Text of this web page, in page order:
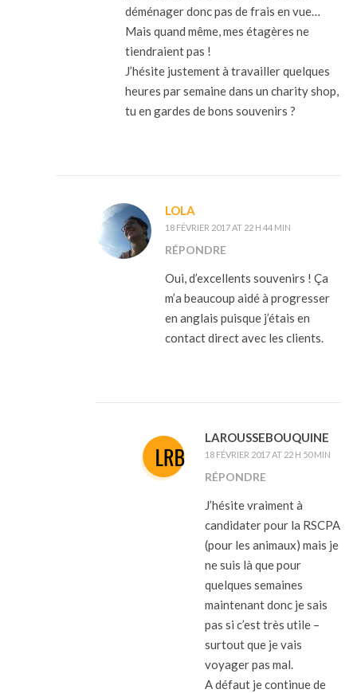
déménager donc pas de frais en vue…
Mais quand même, mes étagères ne
tiendraient pas !
J’hésite justement à travailler quelques
heures par semaine dans un charity shop,
tu en gardes de bons souvenirs ?
LOLA
18 FÉVRIER 2017 AT 22 H 44 MIN
RÉPONDRE
Oui, d’excellents souvenirs ! Ça
m’a beaucoup aidé à progresser
en anglais puisque j’étais en
contact direct avec les clients.
LAROUSSEBOUQUINE
18 FÉVRIER 2017 AT 22 H 50 MIN
RÉPONDRE
J’hésite vraiment à
candidater pour la RSCPA
(pour les animaux) mais je
ne suis là que pour
quelques semaines
maintenant donc je sais
pas si c’est très utile –
surtout que je vais
voyager pas mal.
A défaut je continue de